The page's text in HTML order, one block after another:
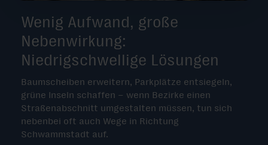
Wenig Aufwand, große
Nebenwirkung:
Niedrigschwellige Lösungen
Baumscheiben erweitern, Parkplätze entsiegeln,
grüne Inseln schaffen – wenn Bezirke einen
Straßenabschnitt umgestalten müssen, tun sich
nebenbei oft auch Wege in Richtung
Schwammstadt auf.